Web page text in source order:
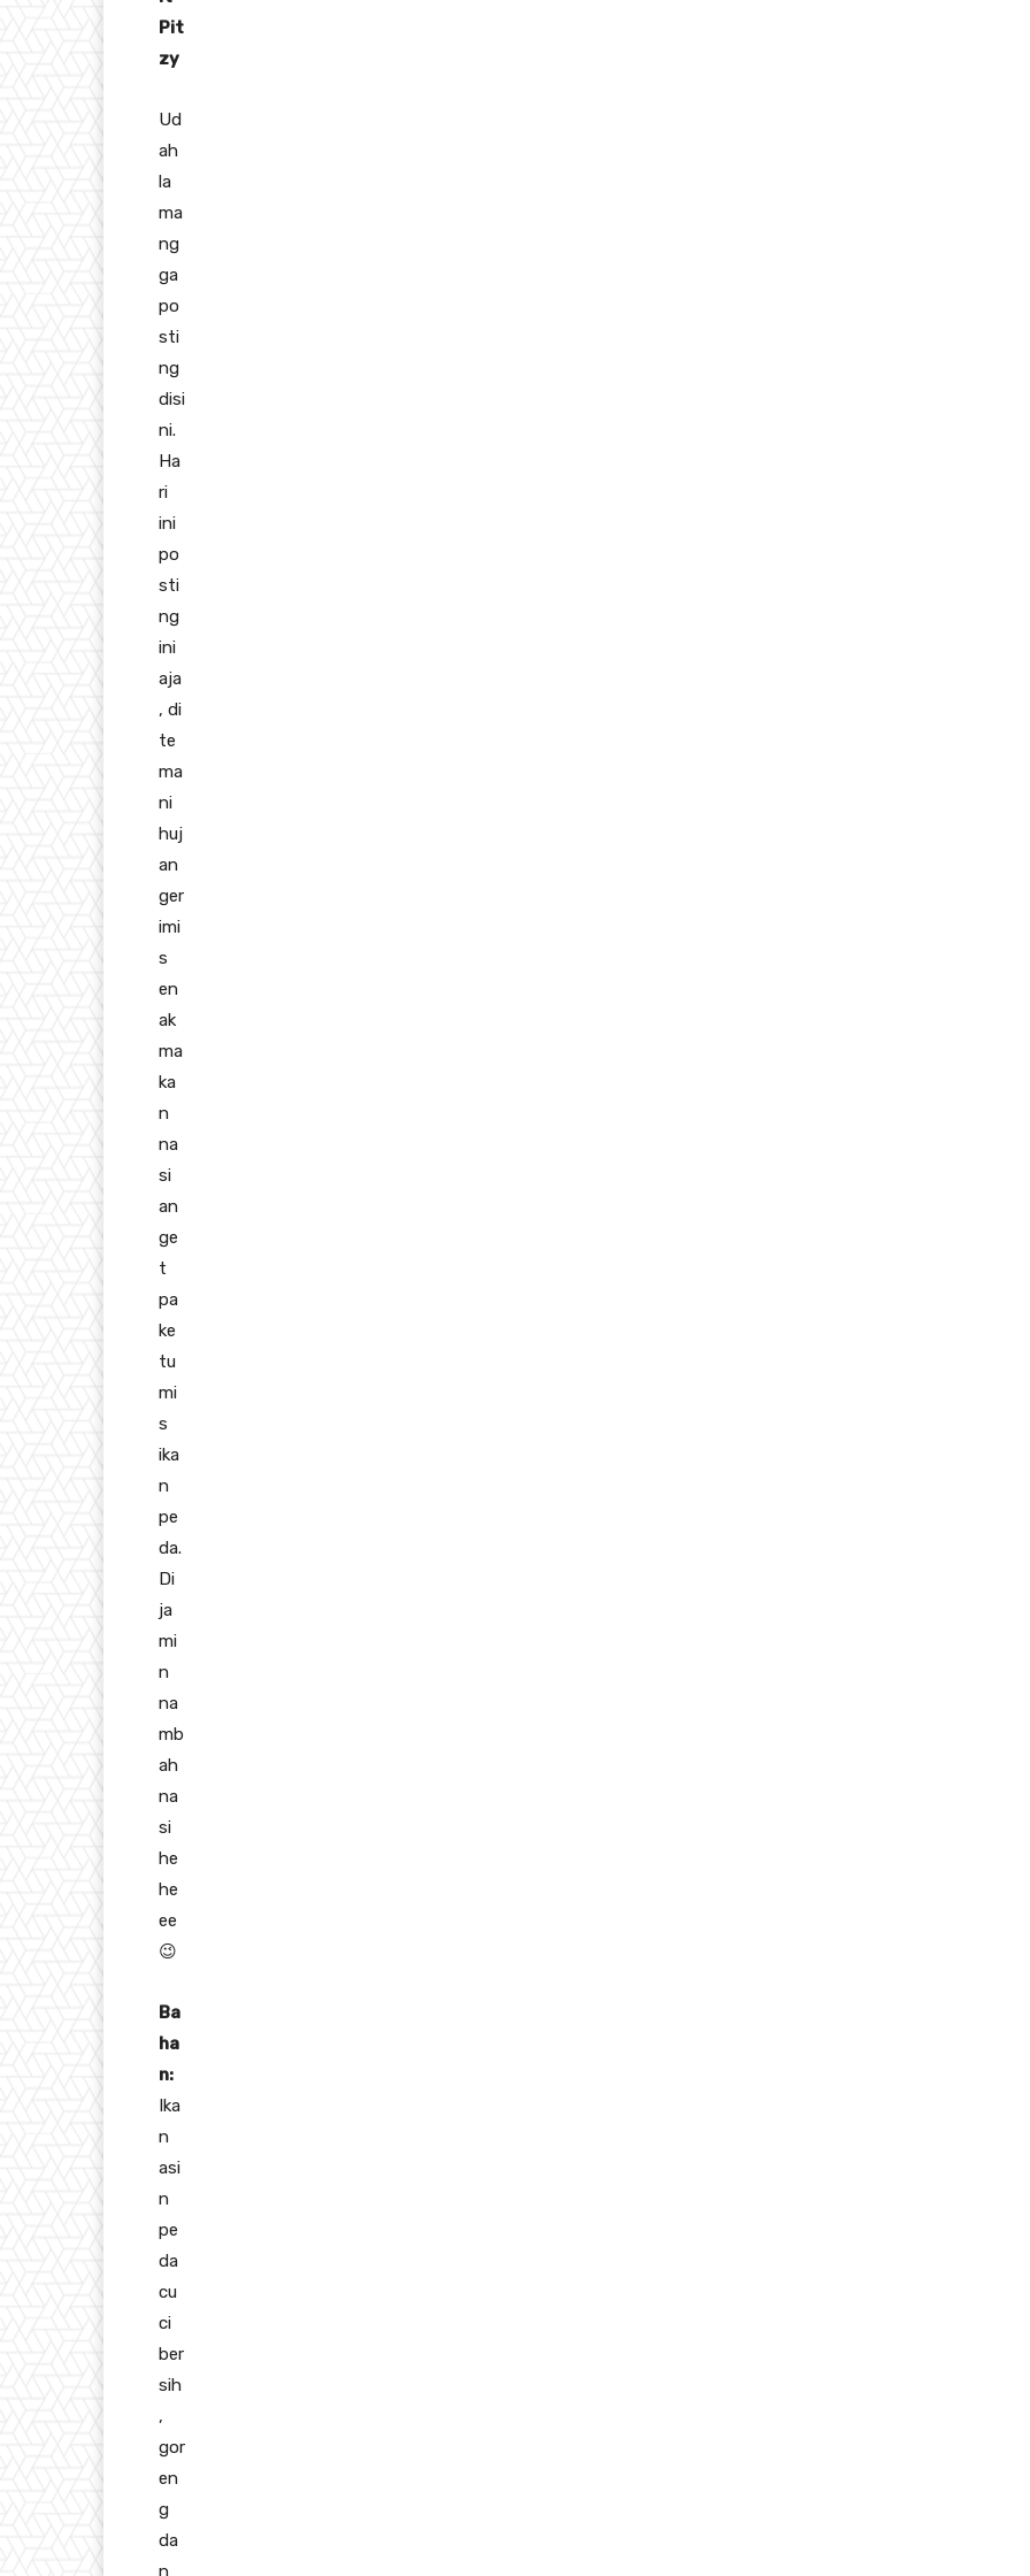
Pit
zy
Ud
ah
la
ma
ng
ga
po
sti
ng
disi
ni.
Ha
ri
ini
po
sti
ng
ini
aja
, di
te
ma
ni
huj
an
ger
imi
s
en
ak
ma
ka
n
na
si
an
ge
t
pa
ke
tu
mi
s
ika
n
pe
da.
Di
ja
mi
n
na
mb
ah
na
si
he
he
ee
😉
Ba
ha
n:
Ika
n
asi
n
pe
da
cu
ci
ber
sih
,
gor
en
g
da
n